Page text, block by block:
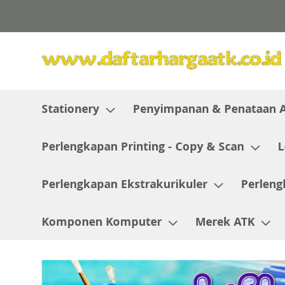
to
Stationery
Penyimpanan & Penataan
Perlengkapan Printing - Copy & Scan
Perlengkapan Ekstrakurikuler
Komponen Komputer Merek ATK